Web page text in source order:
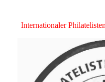
Internationaler